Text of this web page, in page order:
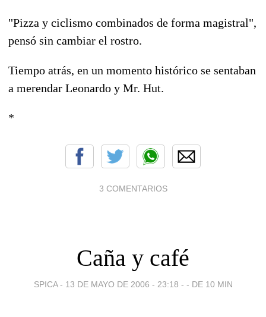
"Pizza y ciclismo combinados de forma magistral",
pensó sin cambiar el rostro.
Tiempo atrás, en un momento histórico se sentaban
a merendar Leonardo y Mr. Hut.
*
3 COMENTARIOS
Caña y café
SPICA - 13 DE MAYO DE 2006 - 23:18 - - DE 10 MIN